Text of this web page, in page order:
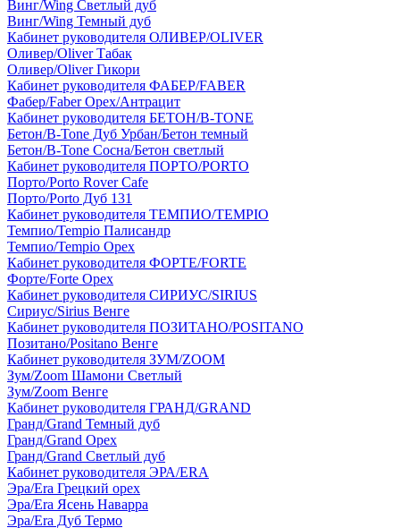
Винг/Wing Светлый дуб
Винг/Wing Темный дуб
Кабинет руководителя ОЛИВЕР/OLIVER
Оливер/Oliver Табак
Оливер/Oliver Гикори
Кабинет руководителя ФАБЕР/FABER
Фабер/Faber Орех/Антрацит
Кабинет руководителя БЕТОН/B-TONE
Бетон/B-Tone Дуб Урбан/Бетон темный
Бетон/B-Tone Сосна/Бетон светлый
Кабинет руководителя ПОРТО/PORTO
Порто/Porto Rover Cafe
Порто/Porto Дуб 131
Кабинет руководителя ТЕМПИО/TEMPIO
Темпио/Tempio Палисандр
Темпио/Tempio Орех
Кабинет руководителя ФОРТЕ/FORTE
Форте/Forte Орех
Кабинет руководителя СИРИУС/SIRIUS
Сириус/Sirius Венге
Кабинет руководителя ПОЗИТАНО/POSITANO
Позитано/Positano Венге
Кабинет руководителя ЗУМ/ZOOM
Зум/Zoom Шамони Светлый
Зум/Zoom Венге
Кабинет руководителя ГРАНД/GRAND
Гранд/Grand Темный дуб
Гранд/Grand Орех
Гранд/Grand Светлый дуб
Кабинет руководителя ЭРА/ERA
Эра/Era Грецкий орех
Эра/Era Ясень Наварра
Эра/Era Дуб Термо